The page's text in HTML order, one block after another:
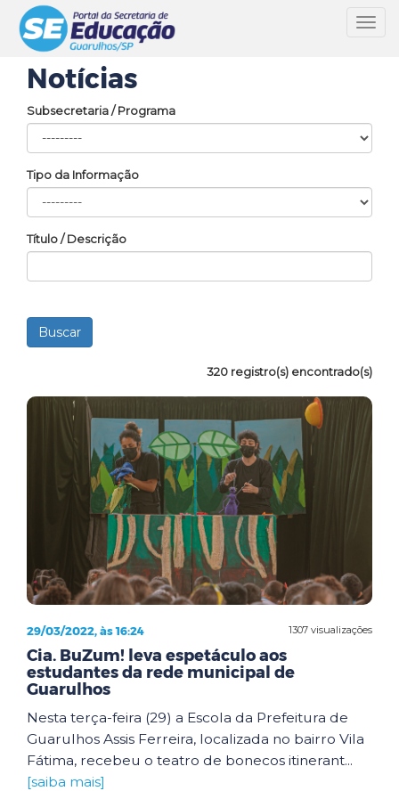
Notícias
Subsecretaria / Programa
Tipo da Informação
Título / Descrição
320 registro(s) encontrado(s)
1307 visualizações
29/03/2022, às 16:24
Cia. BuZum! leva espetáculo aos
estudantes da rede municipal de
Guarulhos
Nesta terça-feira (29) a Escola da Prefeitura de
Guarulhos Assis Ferreira, localizada no bairro Vila
Fátima, recebeu o teatro de bonecos itinerant...
[saiba mais]